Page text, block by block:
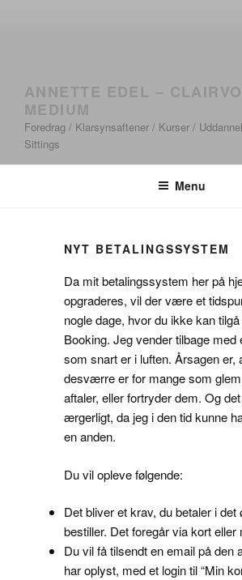
ANNETTE EDEL –
MEDIUM
Foredrag / Klarsynsaftener / Kurser /
Sittings
Menu
NYT BETALINGSSYSTEM
Da mit betalingssystem her på
opgraderes, vil der være et
nogle dage, hvor du ikke kan
Booking. Jeg vender tilbage med
som snart er i luften. Årsagen er,
desværre er for mange som
aftaler, eller fortryder dem. Og
ærgerligt, da jeg i den tid kunne
en anden.
Du vil opleve følgende:
Det bliver et krav, du betaler i det
bestiller. Det foregår via kort eller
Du vil få tilsendt en email på den
har oplyst, med et login til “Min